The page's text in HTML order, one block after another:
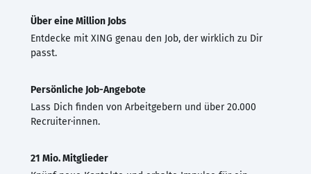
Über eine Million Jobs
Entdecke mit XING genau den Job, der wirklich zu Dir
passt.
Persönliche Job-Angebote
Lass Dich finden von Arbeitgebern und über 20.000
Recruiter·innen.
21 Mio. Mitglieder